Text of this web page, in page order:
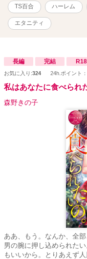
し、百合の女の子って見
とこいつら」「だ、誰を
めてくる。女同士なのに
重いっていうか修羅場っ
情のもつれ？ ◆TS転生×
後の人生を平和に過ごそ
で愛が重い系ヒロインた
おはなし。 ◆いつもの通
語開始前の時点ですでに
いて嘆くさまをご堪能く
数サイト同時掲載です。
TS百合 ハーレム
エタニティ
長編 完結 R18
お気に入り:324 24h.ポイント：
私はあなたに食べられ
森野きの子
ああ、もう。なんか、全
男の腕に押し込められた
もいいから。とりあえず